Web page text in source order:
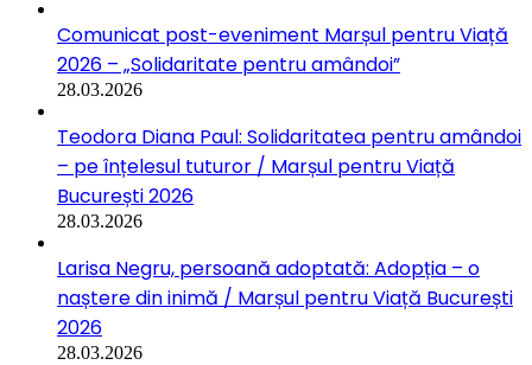
Comunicat post-eveniment Marșul pentru Viață
2026 – „Solidaritate pentru amândoi”
28.03.2026
Teodora Diana Paul: Solidaritatea pentru amândoi
– pe înțelesul tuturor / Marșul pentru Viață
București 2026
28.03.2026
Larisa Negru, persoană adoptată: Adopția – o
naștere din inimă / Marșul pentru Viață București
2026
28.03.2026